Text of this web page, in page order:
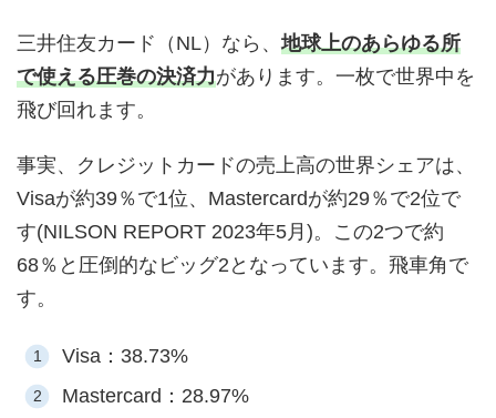
三井住友カード（NL）なら、地球上のあらゆる所
で使える圧巻の決済力があります。一枚で世界中を
飛び回れます。
事実、クレジットカードの売上高の世界シェアは、
Visaが約39％で1位、Mastercardが約29％で2位で
す(NILSON REPORT 2023年5月)。この2つで約
68％と圧倒的なビッグ2となっています。飛車角で
す。
Visa：38.73%
Mastercard：28.97%